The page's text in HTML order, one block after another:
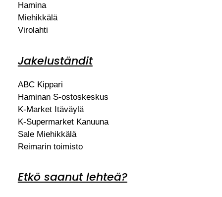
Hamina
Miehikkälä
Virolahti
Jakeluständit
ABC Kippari
Haminan S-ostoskeskus
K-Market Itäväylä
K-Supermarket Kanuuna
Sale Miehikkälä
Reimarin toimisto
Etkö saanut lehteä?